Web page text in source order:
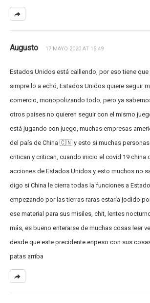
Augusto 17 MAYO 2020 AT 15:49
Estados Unidos está calllendo, por eso tiene
simpre lo a echó, Estados Unidos quiere seguir
comercio, monopolizando todo, pero ya
otros países no quieren seguir con el mismo
está jugando con juego, muchas empresas
del país de China 🇨🇳 y esto si muchas personas
critican y critican, cuando inicio el covid 19 china
acciones de Estados Unidos y esto muchos no
digo si China le cierra todas la funciones a
empezando por las tierras raras estaría jodido
ese material para sus misiles, chit, lentes
más, es bueno enterarse de muchas cosas leer
desde que este precidente enpeso con sus
patas arriba